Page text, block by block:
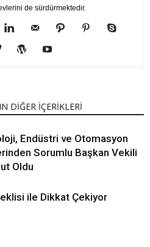
de sürdürmektedir.
DİĞER İÇERİKLERİ
Endüstri ve Otomasyon
Sorumlu Başkan Vekili
Oldu
ile Dikkat Çekiyor